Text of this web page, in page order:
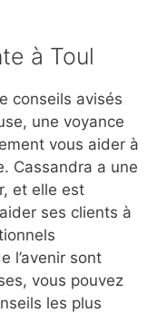
à Toul
conseils avisés
une voyance
vous aider à
Cassandra a une
et elle est
ses clients à
l’avenir sont
vous pouvez
les plus